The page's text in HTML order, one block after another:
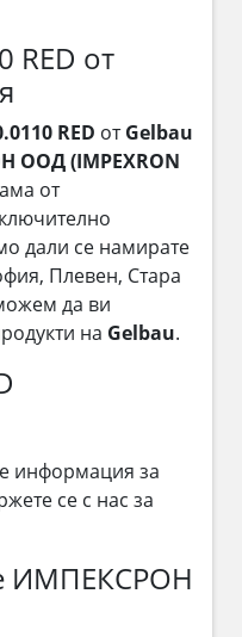
RED от
RED отGelbau
ООД (IMPEXRON
от
дали се намирате
Плевен, Стара
да ви
на Gelbau.
информация за
се с нас за
ИМПЕКСРОН